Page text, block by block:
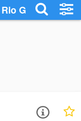
Grande do